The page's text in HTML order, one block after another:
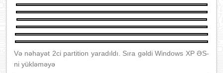
Və nəhayət 2ci partition yaradıldı. Sıra gəldi Windows XP ƏS-
ni yükləməyə